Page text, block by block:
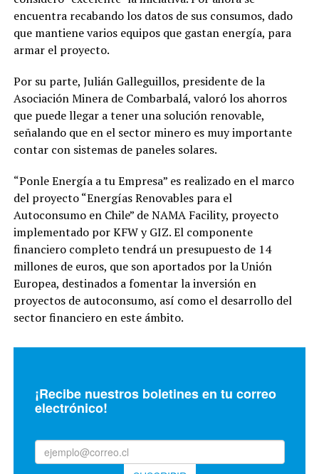
encuentra recabando los datos de sus consumos, dado
que mantiene varios equipos que gastan energía, para
armar el proyecto.
Por su parte, Julián Galleguillos, presidente de la
Asociación Minera de Combarbalá, valoró los ahorros
que puede llegar a tener una solución renovable,
señalando que en el sector minero es muy importante
contar con sistemas de paneles solares.
“Ponle Energía a tu Empresa” es realizado en el marco
del proyecto “Energías Renovables para el
Autoconsumo en Chile” de NAMA Facility, proyecto
implementado por KFW y GIZ. El componente
financiero completo tendrá un presupuesto de 14
millones de euros, que son aportados por la Unión
Europea, destinados a fomentar la inversión en
proyectos de autoconsumo, así como el desarrollo del
sector financiero en este ámbito.